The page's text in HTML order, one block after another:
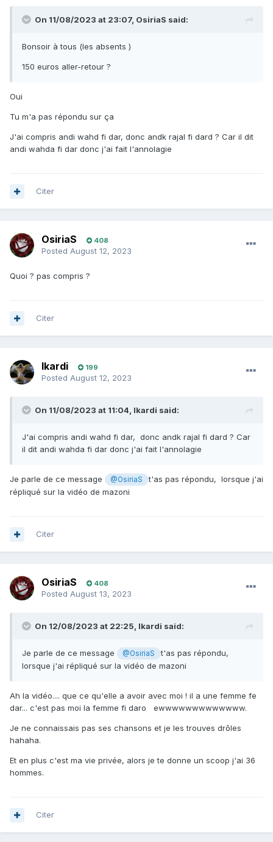
On 11/08/2023 at 23:07, OsiriaS said:
Bonsoir à tous (les absents )
150 euros aller-retour ?
Oui
Tu m'a pas répondu sur ça
J'ai compris andi wahd fi dar, donc andk rajal fi dard ? Car il dit
andi wahda fi dar donc j'ai fait l'annolagie
Citer
OsiriaS 408
Posted August 12, 2023
Quoi ? pas compris ?
Citer
Ikardi 199
Posted August 12, 2023
On 11/08/2023 at 11:04, Ikardi said:
J'ai compris andi wahd fi dar, donc andk rajal fi dard ? Car
il dit andi wahda fi dar donc j'ai fait l'annolagie
Je parle de ce message @OsiriaS
t'as pas répondu, lorsque j'ai
répliqué sur la vidéo de mazoni
Citer
OsiriaS 408
Posted August 13, 2023
On 12/08/2023 at 22:25, Ikardi said:
Je parle de ce message @OsiriaS
t'as pas répondu,
lorsque j'ai répliqué sur la vidéo de mazoni
Ah la vidéo.... que ce qu'elle a avoir avec moi ! il a une femme fe
dar... c'est pas moi la femme fi daro ewwwwwwwwwwwww.
Je ne connaissais pas ses chansons et je les trouves drôles
hahaha.
Et en plus c'est ma vie privée, alors je te donne un scoop j'ai 36
hommes.
Citer